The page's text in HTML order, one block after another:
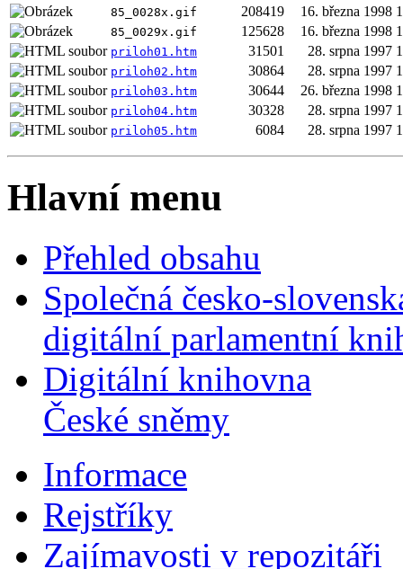
85_0028x.gif 208419 16. března 1998
85_0029x.gif 125628 16. března 1998
priloh01.htm 31501 28. srpna 1997
priloh02.htm 30864 28. srpna 1997
priloh03.htm 30644 26. března 1998
priloh04.htm 30328 28. srpna 1997
priloh05.htm 6084 28. srpna 1997
Hlavní menu
Přehled obsahu
Společná česko-
digitální parlamentní
Digitální knihovna
České sněmy
Informace
Rejstříky
Zajímavosti v repozitáři